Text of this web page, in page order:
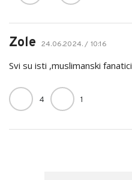
Zole 24.06.2024. / 10:16
Svi su isti ,muslimanski fanatici
4 1